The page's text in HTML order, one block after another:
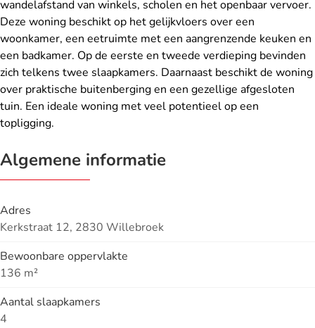
wandelafstand van winkels, scholen en het openbaar vervoer.
Deze woning beschikt op het gelijkvloers over een
woonkamer, een eetruimte met een aangrenzende keuken en
een badkamer. Op de eerste en tweede verdieping bevinden
zich telkens twee slaapkamers. Daarnaast beschikt de woning
over praktische buitenberging en een gezellige afgesloten
tuin. Een ideale woning met veel potentieel op een
topligging.
Algemene informatie
Adres
Kerkstraat 12, 2830 Willebroek
Bewoonbare oppervlakte
136 m²
Aantal slaapkamers
4